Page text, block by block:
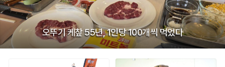
오뚜기 케챂 55년, 1인당 100개씩 먹었다